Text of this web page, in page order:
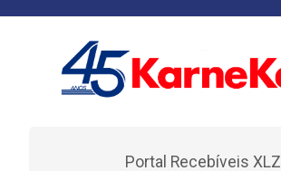
Portal Recebíveis XLZ